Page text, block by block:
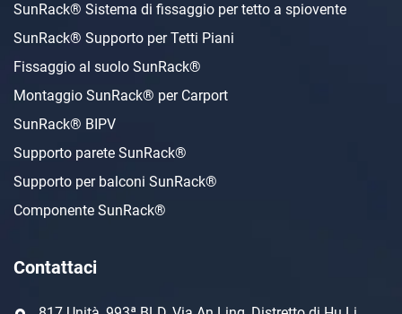
SunRack® Sistema di fissaggio per tetto a spiovente
SunRack® Supporto per Tetti Piani
Fissaggio al suolo SunRack®
Montaggio SunRack® per Carport
SunRack® BIPV
Supporto parete SunRack®
Supporto per balconi SunRack®
Componente SunRack®
Contattaci